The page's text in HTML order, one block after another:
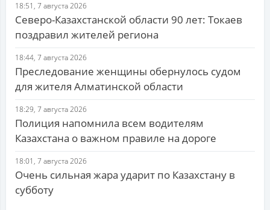
18:51, 7 августа 2026
Северо-Казахстанской области 90 лет: Токаев
поздравил жителей региона
18:44, 7 августа 2026
Преследование женщины обернулось судом
для жителя Алматинской области
18:29, 7 августа 2026
Полиция напомнила всем водителям
Казахстана о важном правиле на дороге
18:01, 7 августа 2026
Очень сильная жара ударит по Казахстану в
субботу